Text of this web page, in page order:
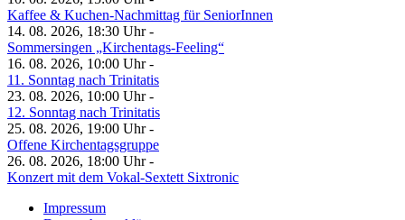
Kaffee & Kuchen-Nachmittag für SeniorInnen
14. 08. 2026, 18:30 Uhr -
Sommersingen „Kirchentags-Feeling“
16. 08. 2026, 10:00 Uhr -
11. Sonntag nach Trinitatis
23. 08. 2026, 10:00 Uhr -
12. Sonntag nach Trinitatis
25. 08. 2026, 19:00 Uhr -
Offene Kirchentagsgruppe
26. 08. 2026, 18:00 Uhr -
Konzert mit dem Vokal-Sextett Sixtronic
Impressum